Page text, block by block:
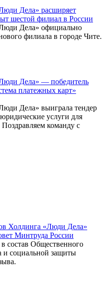
Дела» расширяет
шестой филиал в России
Дела» официально
филиала в городе Чите.
Дела» — победитель
платежных карт»
Дела» выиграла тендер
услуги для
Поздравляем команду с
Холдинга «Люди Дела»
Минтруда России
состав Общественного
и социальной защиты